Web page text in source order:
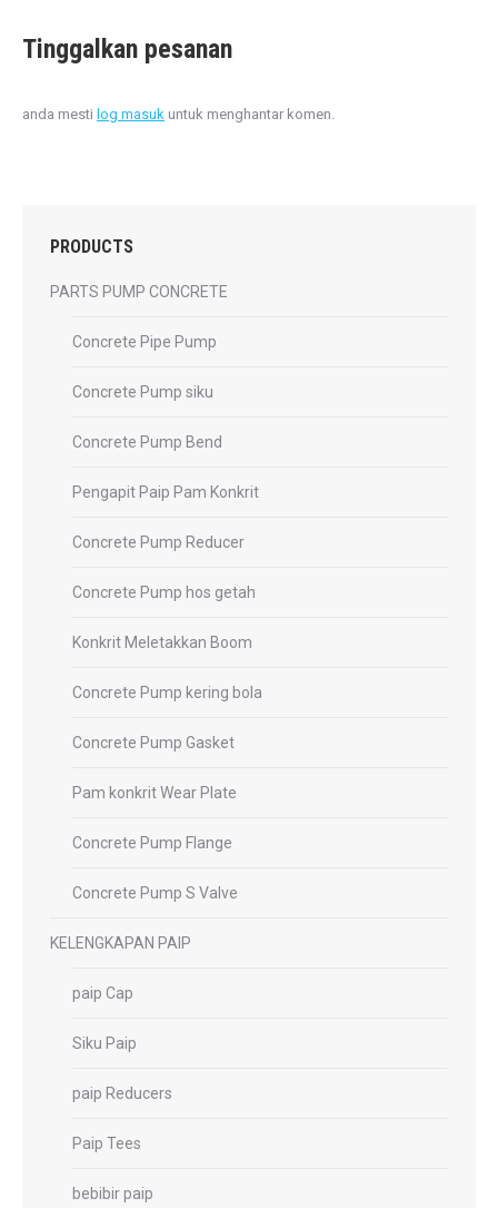
Tinggalkan pesanan
anda mesti log masuk untuk menghantar komen.
PRODUCTS
PARTS PUMP CONCRETE
Concrete Pipe Pump
Concrete Pump siku
Concrete Pump Bend
Pengapit Paip Pam Konkrit
Concrete Pump Reducer
Concrete Pump hos getah
Konkrit Meletakkan Boom
Concrete Pump kering bola
Concrete Pump Gasket
Pam konkrit Wear Plate
Concrete Pump Flange
Concrete Pump S Valve
KELENGKAPAN PAIP
paip Cap
Siku Paip
paip Reducers
Paip Tees
bebibir paip